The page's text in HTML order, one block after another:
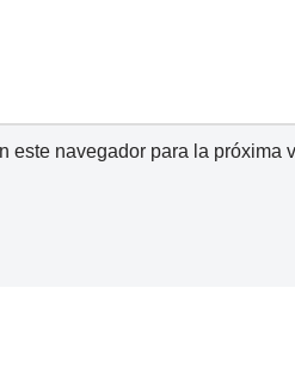
este navegador para la próxima